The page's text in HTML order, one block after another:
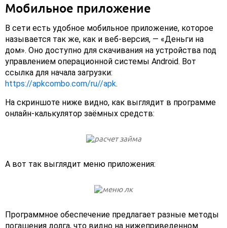
Мобильное приложение
В сети есть удобное мобильное приложение, которое
называется так же, как и веб-версия, — «Деньги на
дом». Оно доступно для скачивания на устройства под
управлением операционной системы Android. Вот
ссылка для начала загрузки:
https://apkcombo.com/ru//apk.
На скриншоте ниже видно, как выглядит в программе
онлайн-калькулятор заёмных средств:
А вот так выглядит меню приложения:
Программное обеспечение предлагает разные методы
погашения долга, что видно на нижеприведенном